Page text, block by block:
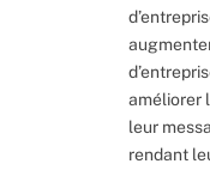
améliorer
leur
rendant